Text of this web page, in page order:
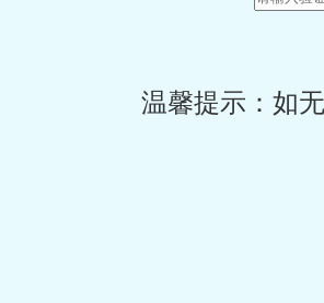
温馨提示：如